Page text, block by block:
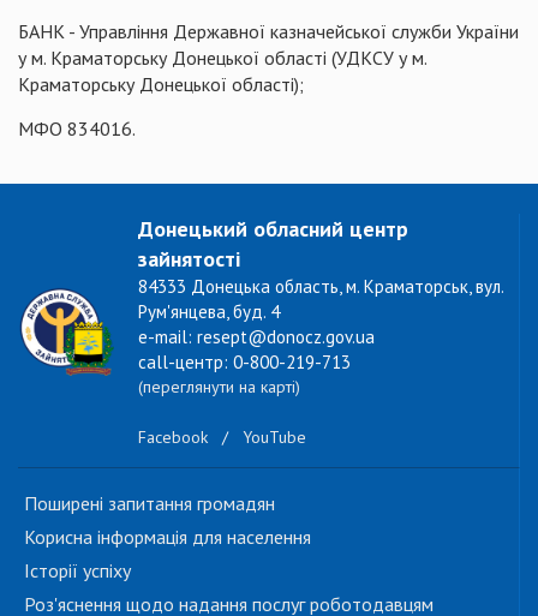
БАНК - Управління Державної казначейської служби України
у м. Краматорську Донецької області (УДКСУ у м.
Краматорську Донецької області);
МФО 834016.
Донецький обласний центр
зайнятості
84333 Донецька область, м. Краматорськ, вул.
Рум'янцева, буд. 4
e-mail: resept@donocz.gov.ua
call-центр: 0-800-219-713
(переглянути на карті)
Facebook / YouTube
Поширені запитання громадян
Корисна інформація для населення
Історії успіху
Роз'яснення щодо надання послуг роботодавцям